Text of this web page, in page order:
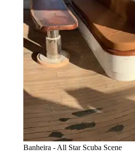
Banheira - All Star Scuba Scene